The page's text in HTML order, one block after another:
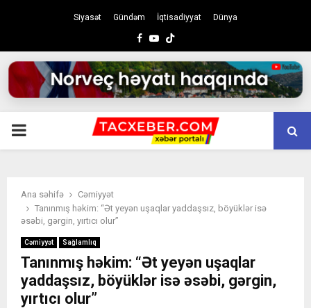
Siyasət Gündəm İqtisadiyyat Dünya
Facebook
Youtube
PRIMARY
Ana səhifə
Cəmiyyət
Tanınmış həkim: “Ət yeyən uşaqlar yaddaşsız, böyüklər isə
əsəbi, gərgin, yırtıcı olur”
Cəmiyyət Sağlamlıq
Tanınmış həkim: “Ət yeyən uşaqlar
yaddaşsız, böyüklər isə əsəbi, gərgin,
yırtıcı olur”